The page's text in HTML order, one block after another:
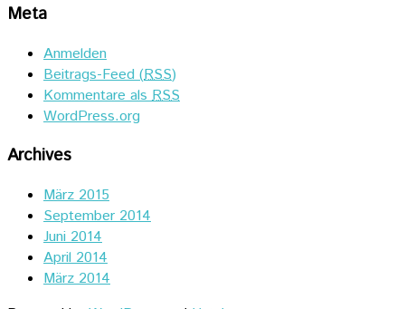
Meta
Anmelden
Beitrags-Feed (RSS)
Kommentare alsRSS
WordPress.org
Archives
März 2015
September 2014
Juni 2014
April 2014
März 2014